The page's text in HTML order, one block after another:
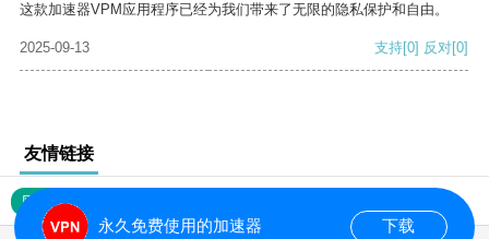
这款加速器VPM应用程序已经为我们带来了无限的隐私保护和自由。
2025-09-13 支持[0] 反对[0]
友情链接
网站地图
永久免费使用的加速器 下载